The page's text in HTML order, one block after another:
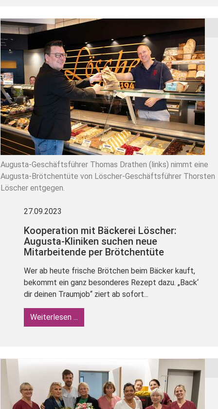
Augusta-Geschäftsführer Thomas Drathen (links) nimmt eine
Augusta-Brötchentüte von Löscher-Geschäftsführer Thorsten
Löscher entgegen.
27.09.2023
Kooperation mit Bäckerei Löscher:
Augusta-Kliniken suchen neue
Mitarbeitende per Brötchentüte
Wer ab heute frische Brötchen beim Bäcker kauft,
bekommt ein ganz besonderes Rezept dazu. „Back‘
dir deinen Traumjob“ ziert ab sofort...
Weiterlesen ...